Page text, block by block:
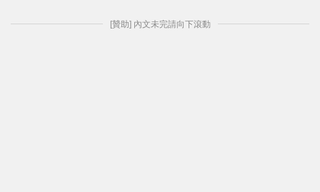
[贊助] 內文未完請向下滾動